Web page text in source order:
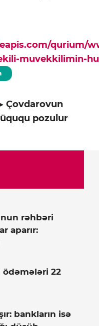
qurium/
muvekkilimin-
Çovdarovun
pozulur
rəhbəri
aparır:
22
bankların isə